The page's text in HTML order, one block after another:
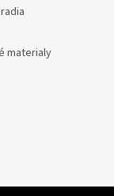
materialy